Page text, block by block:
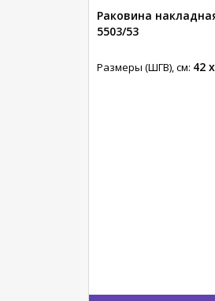
Раковина
5503/53
Размеры (ШГВ), см: 42